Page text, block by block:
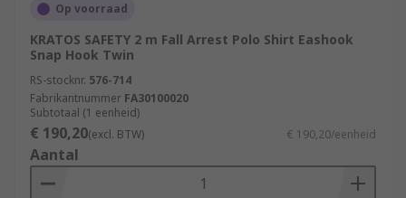
Op voorraad
KRATOS SAFETY 2 m Fall Arrest Polo Shirt Eashook
Snap Hook Twin
RS-stocknr. 576-714
Fabrikantnummer FA30100020
Subtotaal (1 eenheid)
€ 190,20(excl. BTW) € 190,20/eenheid
Aantal